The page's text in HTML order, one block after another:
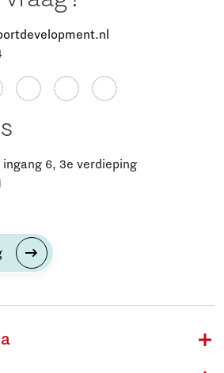
ingang 6, 3e verdieping